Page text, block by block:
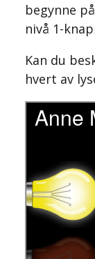
begynne
nivå 1-
Kan du
hvert av